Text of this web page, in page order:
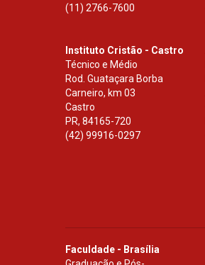
(11) 2766-7600
Instituto Cristão - Castro
Técnico e Médio
Rod. Guataçara Borba
Carneiro, km 03
Castro
PR, 84165-720
(42) 99916-0297
Faculdade - Brasília